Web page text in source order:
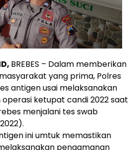
BREBES – Dalam memberikan
yang prima, Polres
antigen usai melaksanakan
ketupat candi 2022 saat
menjalani tes swab
ini umtuk memastikan
pengamanan